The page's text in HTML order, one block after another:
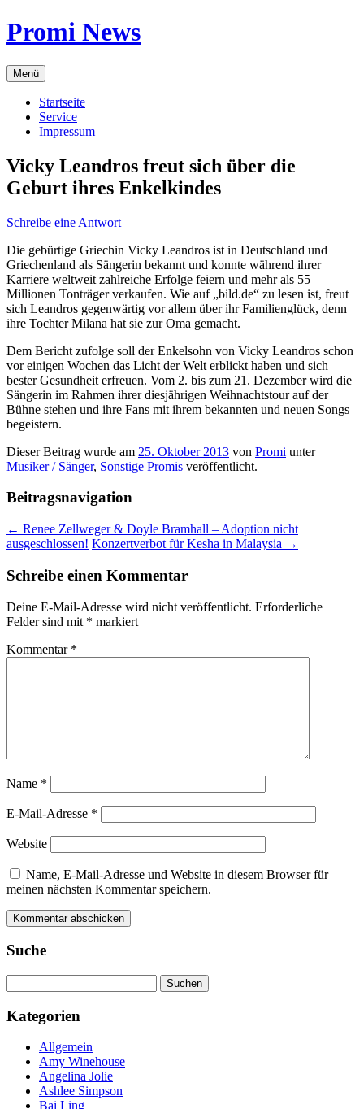
Zum
Inhalt
Promi News
Menü
Startseite
Service
Impressum
Vicky Leandros freut sich über die
Geburt ihres Enkelkindes
Schreibe eine Antwort
Die gebürtige Griechin Vicky Leandros ist in Deutschland und
Griechenland als Sängerin bekannt und konnte während ihrer
Karriere weltweit zahlreiche Erfolge feiern und mehr als 55
Millionen Tonträger verkaufen. Wie auf „bild.de“ zu lesen ist, freut
sich Leandros gegenwärtig vor allem über ihr Familienglück, denn
ihre Tochter Milana hat sie zur Oma gemacht.
Dem Bericht zufolge soll der Enkelsohn von Vicky Leandros schon
vor einigen Wochen das Licht der Welt erblickt haben und sich
bester Gesundheit erfreuen. Vom 2. bis zum 21. Dezember wird die
Sängerin im Rahmen ihrer diesjährigen Weihnachtstour auf der
Bühne stehen und ihre Fans mit ihrem bekannten und neuen Songs
begeistern.
Dieser Beitrag wurde am 25. Oktober 2013 von Promi unter
Musiker / Sänger, Sonstige Promis veröffentlicht.
Beitragsnavigation
← Renee Zellweger & Doyle Bramhall – Adoption nicht
ausgeschlossen! Konzertverbot für Kesha in Malaysia →
Schreibe einen Kommentar
Deine E-Mail-Adresse wird nicht veröffentlicht. Erforderliche
Felder sind mit * markiert
Kommentar *
Name *
E-Mail-Adresse *
Website
Name, E-Mail-Adresse und Website in diesem Browser für
meinen nächsten Kommentar speichern.
Suche
nach:
Kategorien
Allgemein
Amy Winehouse
Angelina Jolie
Ashlee Simpson
Bai Ling